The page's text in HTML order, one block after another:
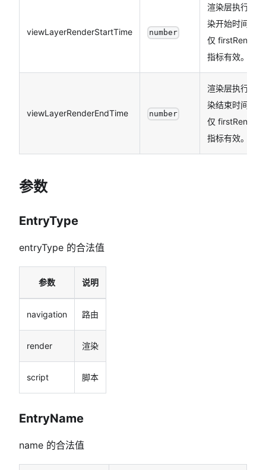
viewLayerRenderStartTime number
渲染层执行渲
染开始时间。
仅 firstRender
指标有效。
viewLayerRenderEndTime number
渲染层执行渲
染结束时间。
仅 firstRender
指标有效。
参数
EntryType
entryType 的合法值
参数 说明
navigation 路由
render 渲染
script 脚本
EntryName
name 的合法值